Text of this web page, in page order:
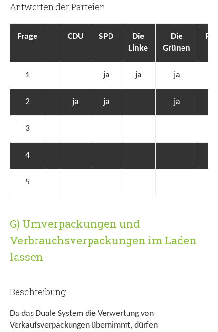
Antworten der Parteien
Frage CDU SPD
Die
Linke
Die
Grünen
1 ja ja ja
2 ja ja ja
3
4
5
G) Umverpackungen und
Verbrauchsverpackungen im Laden
lassen
Beschreibung
Da das Duale System die Verwertung von
Verkaufsverpackungen übernimmt, dürfen